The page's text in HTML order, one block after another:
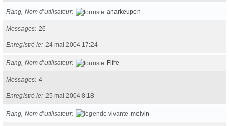
Rang, Nom d’utilisateur anarkeupon
Messages 26
Enregistré le 24 mai 2004 17:24
Rang, Nom d’utilisateur Fifre
Messages 4
Enregistré le 25 mai 2004 8:18
Rang, Nom d’utilisateur melvin